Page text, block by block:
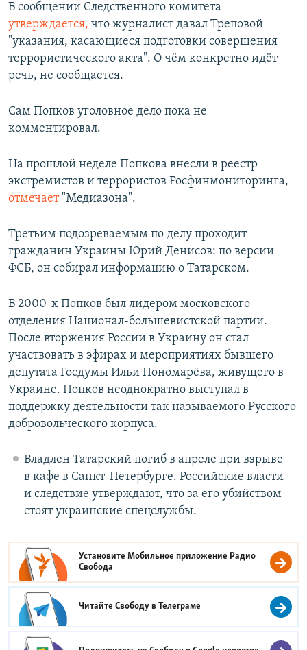
В сообщении Следственного комитета
утверждается, что журналист давал Треповой
"указания, касающиеся подготовки совершения
террористического акта". О чём конкретно идёт
речь, не сообщается.
Сам Попков уголовное дело пока не
комментировал.
На прошлой неделе Попкова внесли в реестр
экстремистов и террористов Росфинмониторинга,
отмечает"Медиазона".
Третьим подозреваемым по делу проходит
гражданин Украины Юрий Денисов: по версии
ФСБ, он собирал информацию о Татарском.
В 2000-х Попков был лидером московского
отделения Национал-большевистской партии.
После вторжения России в Украину он стал
участвовать в эфирах и мероприятиях бывшего
депутата Госдумы Ильи Пономарёва, живущего в
Украине. Попков неоднократно выступал в
поддержку деятельности так называемого Русского
добровольческого корпуса.
Владлен Татарский погиб в апреле при взрыве
в кафе в Санкт-Петербурге. Российские власти
и следствие утверждают, что за его убийством
стоят украинские спецслужбы.
Установите Мобильное приложение Радио
Свобода
Читайте Свободу вТелеграме